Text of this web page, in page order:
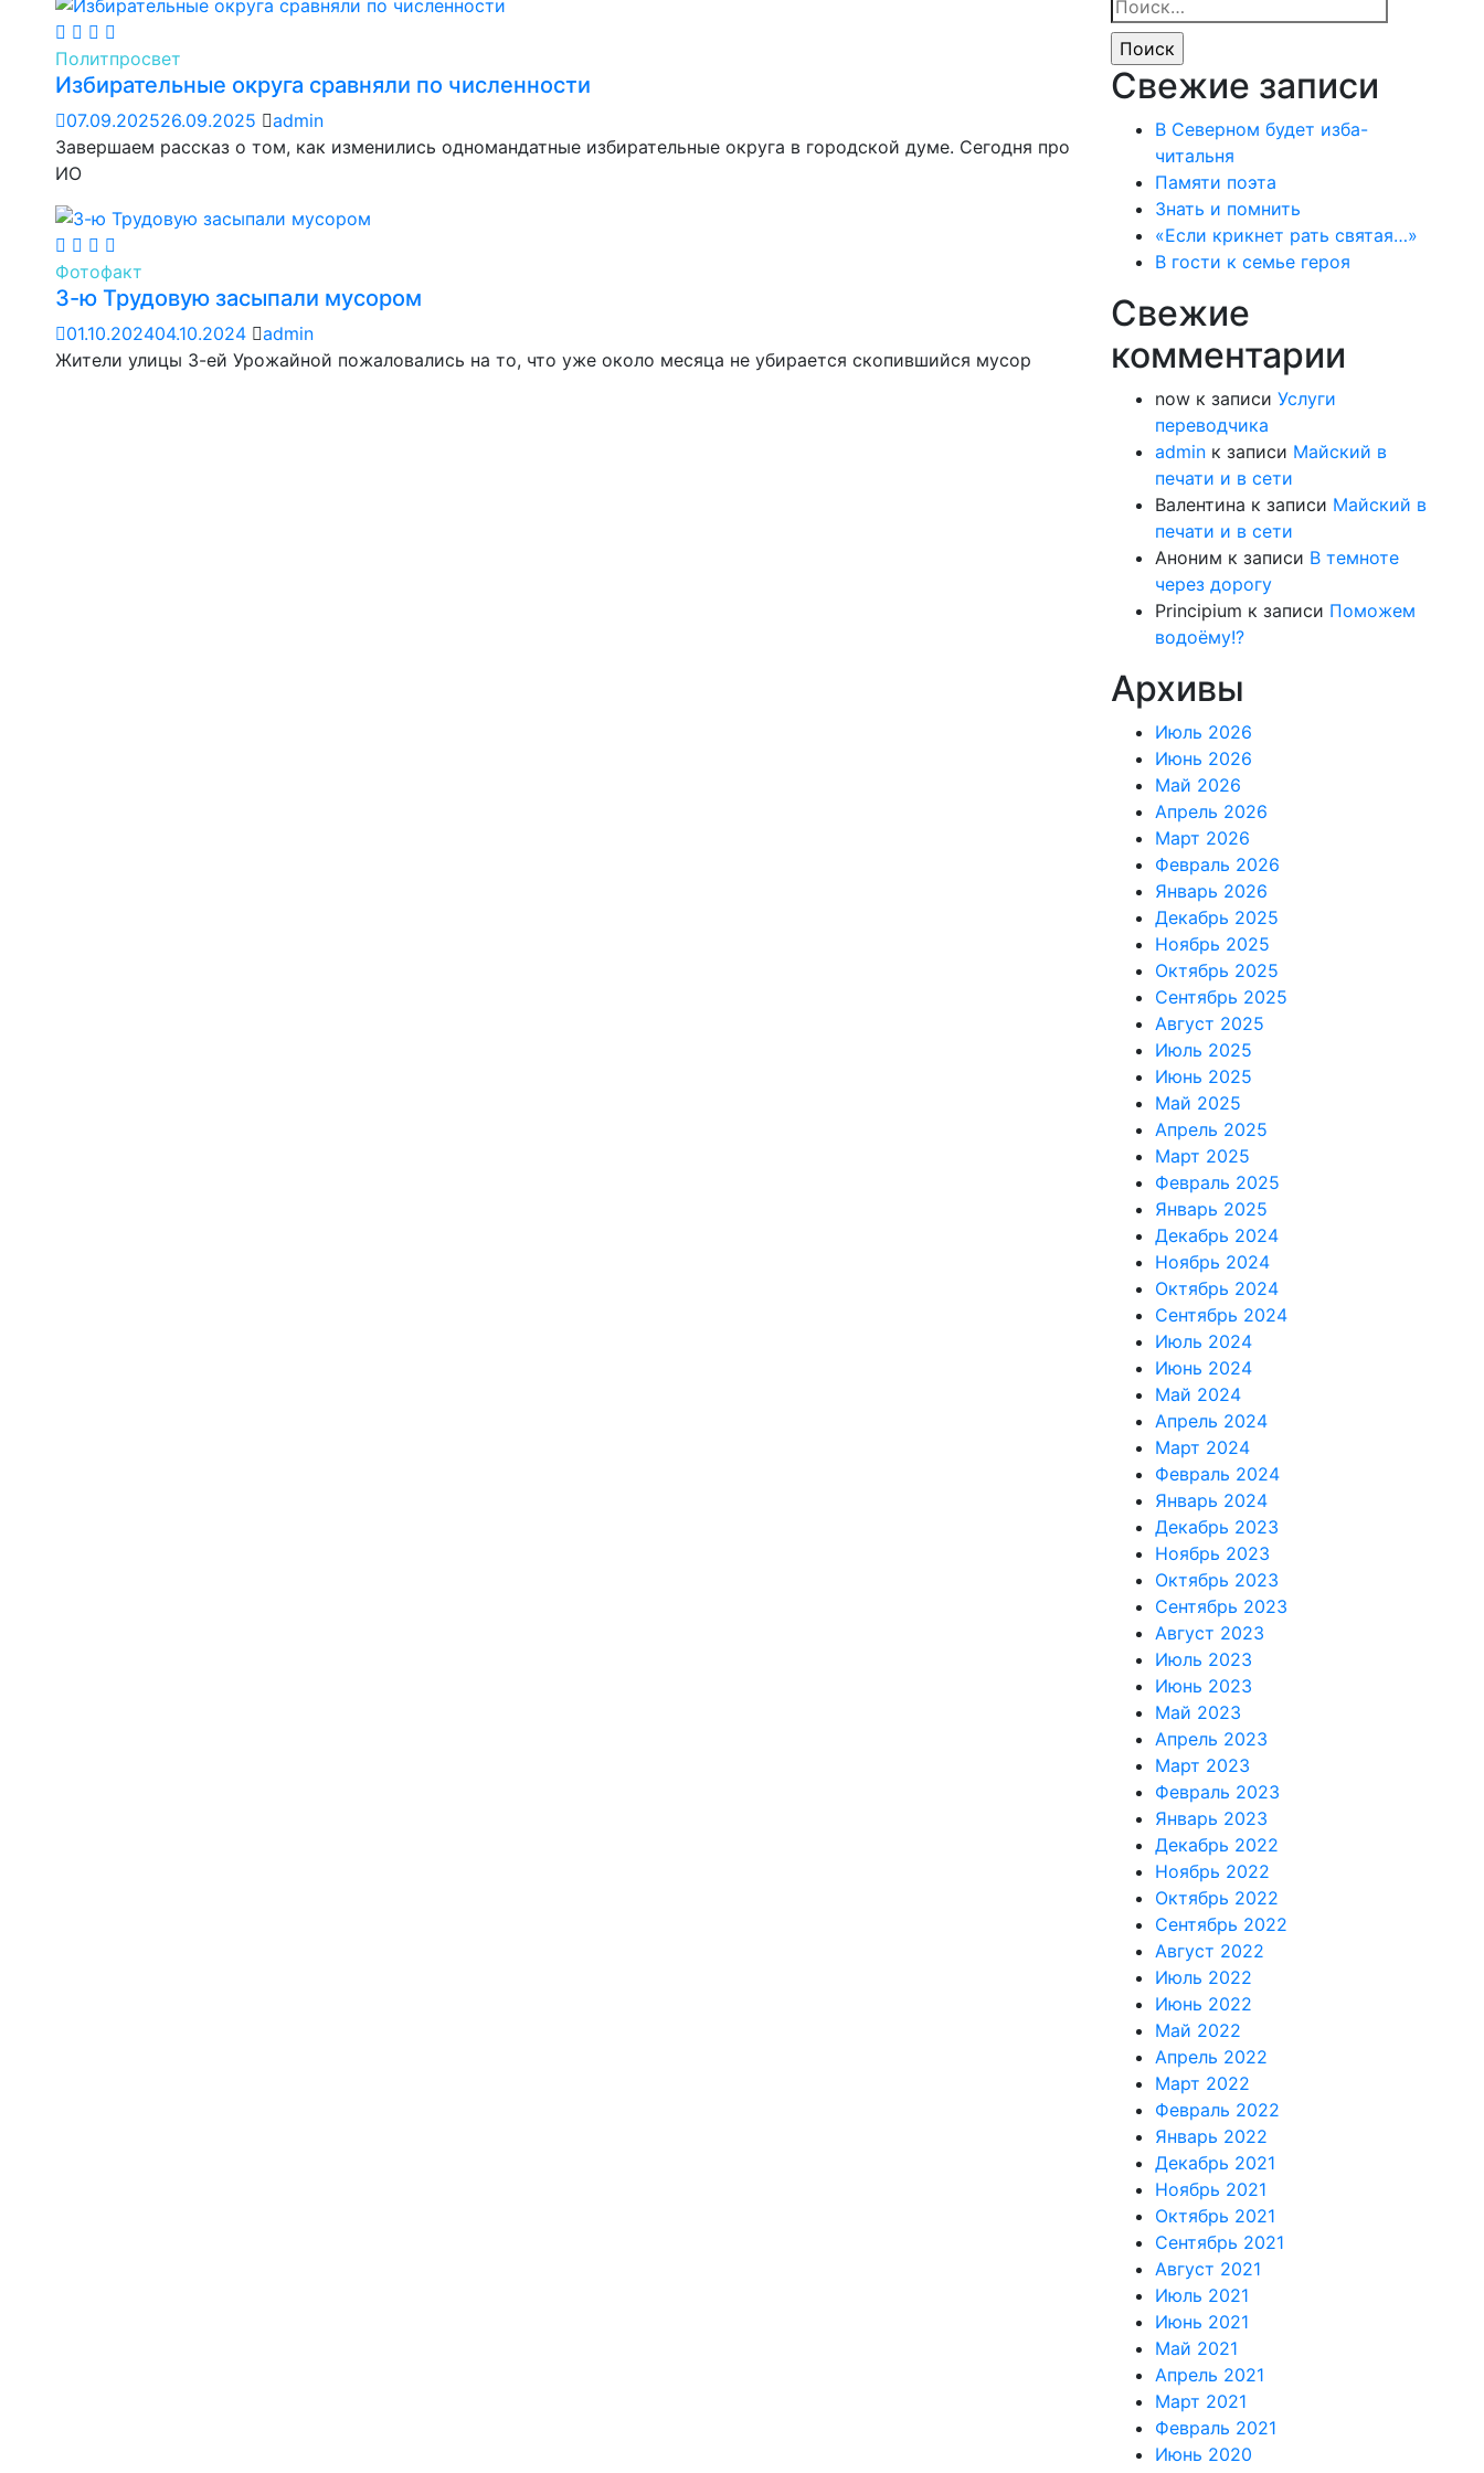
Политпросвет
Избирательные округа сравняли по численности
07.09.202526.09.2025
admin
Завершаем рассказ о том, как изменились одномандатные избирательные округа в городской думе. Сегодня про
ИО
Фотофакт
3-ю Трудовую засыпали мусором
01.10.202404.10.2024
admin
Жители улицы 3-ей Урожайной пожаловались на то, что уже около месяца не убирается скопившийся мусор
Свежие записи
В Северном будет изба-
читальня
Памяти поэта
Знать и помнить
«Если крикнет рать святая…»
В гости к семье героя
Свежие
комментарии
nowк записи Услуги
переводчика
adminк записи Майский в
печати и в сети
Валентина к записи Майский в
печати и в сети
Аноним к записи В темноте
через дорогу
Principium к записи Поможем
водоёму!?
Архивы
Июль 2026
Июнь 2026
Май 2026
Апрель 2026
Март 2026
Февраль 2026
Январь 2026
Декабрь 2025
Ноябрь 2025
Октябрь 2025
Сентябрь 2025
Август 2025
Июль 2025
Июнь 2025
Май 2025
Апрель 2025
Март 2025
Февраль 2025
Январь 2025
Декабрь 2024
Ноябрь 2024
Октябрь 2024
Сентябрь 2024
Июль 2024
Июнь 2024
Май 2024
Апрель 2024
Март 2024
Февраль 2024
Январь 2024
Декабрь 2023
Ноябрь 2023
Октябрь 2023
Сентябрь 2023
Август 2023
Июль 2023
Июнь 2023
Май 2023
Апрель 2023
Март 2023
Февраль 2023
Январь 2023
Декабрь 2022
Ноябрь 2022
Октябрь 2022
Сентябрь 2022
Август 2022
Июль 2022
Июнь 2022
Май 2022
Апрель 2022
Март 2022
Февраль 2022
Январь 2022
Декабрь 2021
Ноябрь 2021
Октябрь 2021
Сентябрь 2021
Август 2021
Июль 2021
Июнь 2021
Май 2021
Апрель 2021
Март 2021
Февраль 2021
Июнь 2020